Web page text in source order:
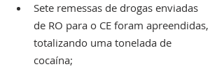
Sete remessas de drogas enviadas
de RO para o CE foram apreendidas,
totalizando uma tonelada de
cocaína;